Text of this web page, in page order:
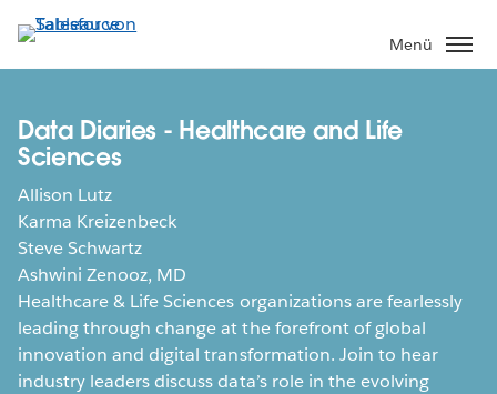
Direkt
zum
Inhalt
Menü
Data Diaries - Healthcare and Life
Sciences
Allison Lutz
Karma Kreizenbeck
Steve Schwartz
Ashwini Zenooz, MD
Healthcare & Life Sciences organizations are fearlessly
leading through change at the forefront of global
innovation and digital transformation. Join to hear
industry leaders discuss data’s role in the evolving